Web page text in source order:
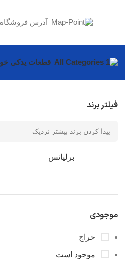
آدرس فروشگاه
قطعات یدکی
فیلتر برند
برلیانس
موجودی
حراج
موجود است